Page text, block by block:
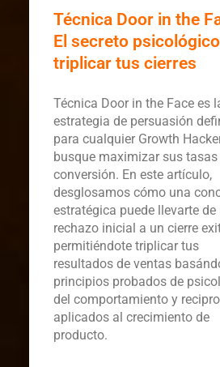
Técnica Door in the
El secreto
triplicar tus cierres
Técnica Door in the Face es
estrategia de persuasión
para cualquier Growth
busque maximizar sus tasas
conversión. En este artículo,
desglosamos cómo una
estratégica puede llevarte de
rechazo inicial a un cierre
permitiéndote triplicar tus
resultados de ventas
principios probados de
del comportamiento y
aplicados al crecimiento de
producto.